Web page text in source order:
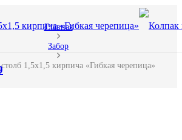
Главная
Забор
1,5х1,5 кирпича «Гибкая черепица»